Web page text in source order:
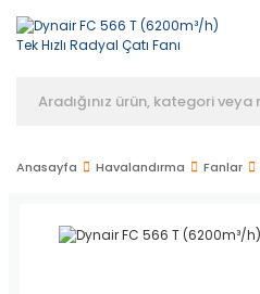
Anasayfa Havalandırma Fanlar